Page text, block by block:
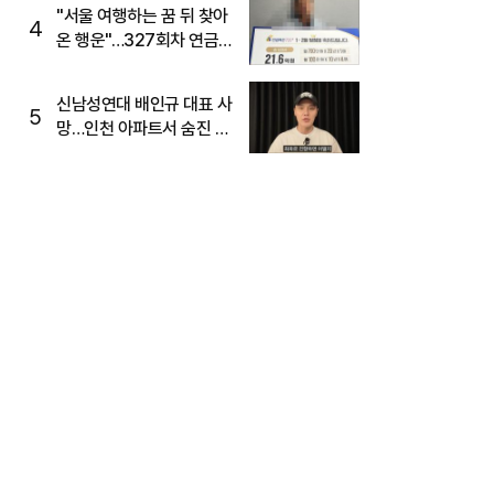
4
"서울 여행하는 꿈 뒤 찾아
온 행운"…327회차 연금
5
신남성연대 배인규 대표 사
망…인천 아파트서 숨진 채